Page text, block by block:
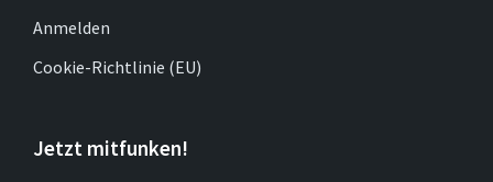
Anmelden
Cookie-Richtlinie (EU)
Jetzt mitfunken!